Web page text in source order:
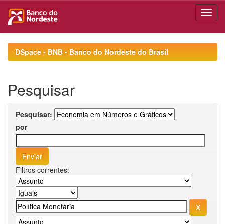
navigationDSpace - BNB - Banco do Nordeste do Brasil
Pesquisar
Pesquisar:
por
Filtros correntes: